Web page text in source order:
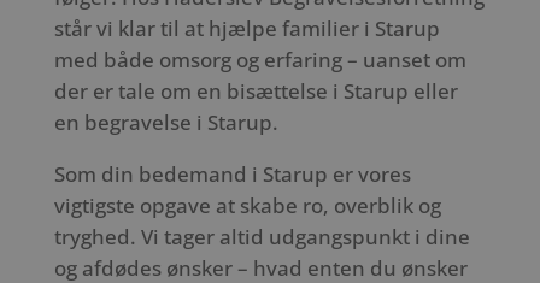
står vi klar til at hjælpe familier i Starup
med både omsorg og erfaring – uanset om
der er tale om en bisættelse i Starup eller
en begravelse i Starup.
Som din bedemand i Starup er vores
vigtigste opgave at skabe ro, overblik og
tryghed. Vi tager altid udgangspunkt i dine
og afdødes ønsker – hvad enten du ønsker